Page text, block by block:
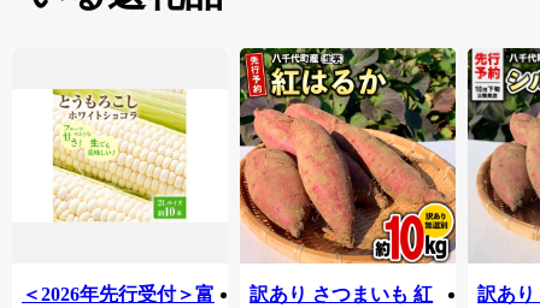
＜2026年先行受付＞富
訳あり さつまいも 紅
訳あり